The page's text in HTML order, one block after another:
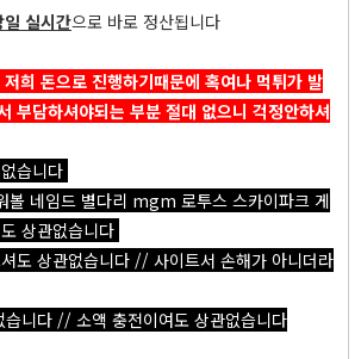
일 실시간으로 바로 정산됩니다
희 돈으로 진행하기때문에 혹여나 먹튀가 발
부담하셔야되는 부분 절대 없으니 걱정안하셔
습니다
볼 네임드 별다리 mgm 로투스 스카이파크 게
상관없습니다
도 상관없습니다 // 사이트서 손해가 아니더라
습니다 // 소액 충전이여도 상관없습니다